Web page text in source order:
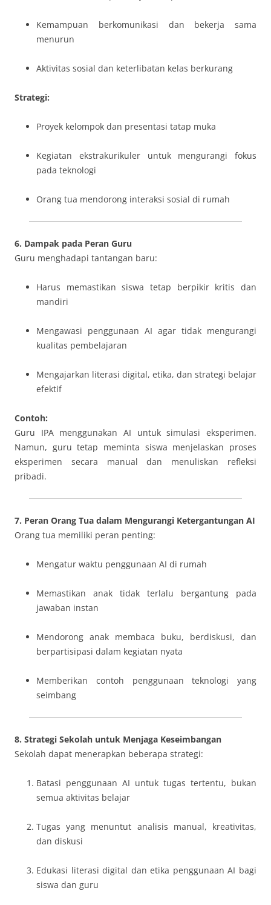
Kemampuan berkomunikasi dan bekerja sama
menurun
Aktivitas sosial dan keterlibatan kelas berkurang
Strategi:
Proyek kelompok dan presentasi tatap muka
Kegiatan ekstrakurikuler untuk mengurangi fokus
pada teknologi
Orang tua mendorong interaksi sosial di rumah
6. Dampak pada Peran Guru
Guru menghadapi tantangan baru:
Harus memastikan siswa tetap berpikir kritis dan
mandiri
Mengawasi penggunaan AI agar tidak mengurangi
kualitas pembelajaran
Mengajarkan literasi digital, etika, dan strategi belajar
efektif
Contoh:
Guru IPA menggunakan AI untuk simulasi eksperimen.
Namun, guru tetap meminta siswa menjelaskan proses
eksperimen secara manual dan menuliskan refleksi
pribadi.
7. Peran Orang Tua dalam Mengurangi Ketergantungan AI
Orang tua memiliki peran penting:
Mengatur waktu penggunaan AI di rumah
Memastikan anak tidak terlalu bergantung pada
jawaban instan
Mendorong anak membaca buku, berdiskusi, dan
berpartisipasi dalam kegiatan nyata
Memberikan contoh penggunaan teknologi yang
seimbang
8. Strategi Sekolah untuk Menjaga Keseimbangan
Sekolah dapat menerapkan beberapa strategi:
Batasi penggunaan AI untuk tugas tertentu, bukan
semua aktivitas belajar
Tugas yang menuntut analisis manual, kreativitas,
dan diskusi
Edukasi literasi digital dan etika penggunaan AI bagi
siswa dan guru